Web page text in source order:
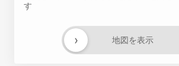
す
地図を表示
›